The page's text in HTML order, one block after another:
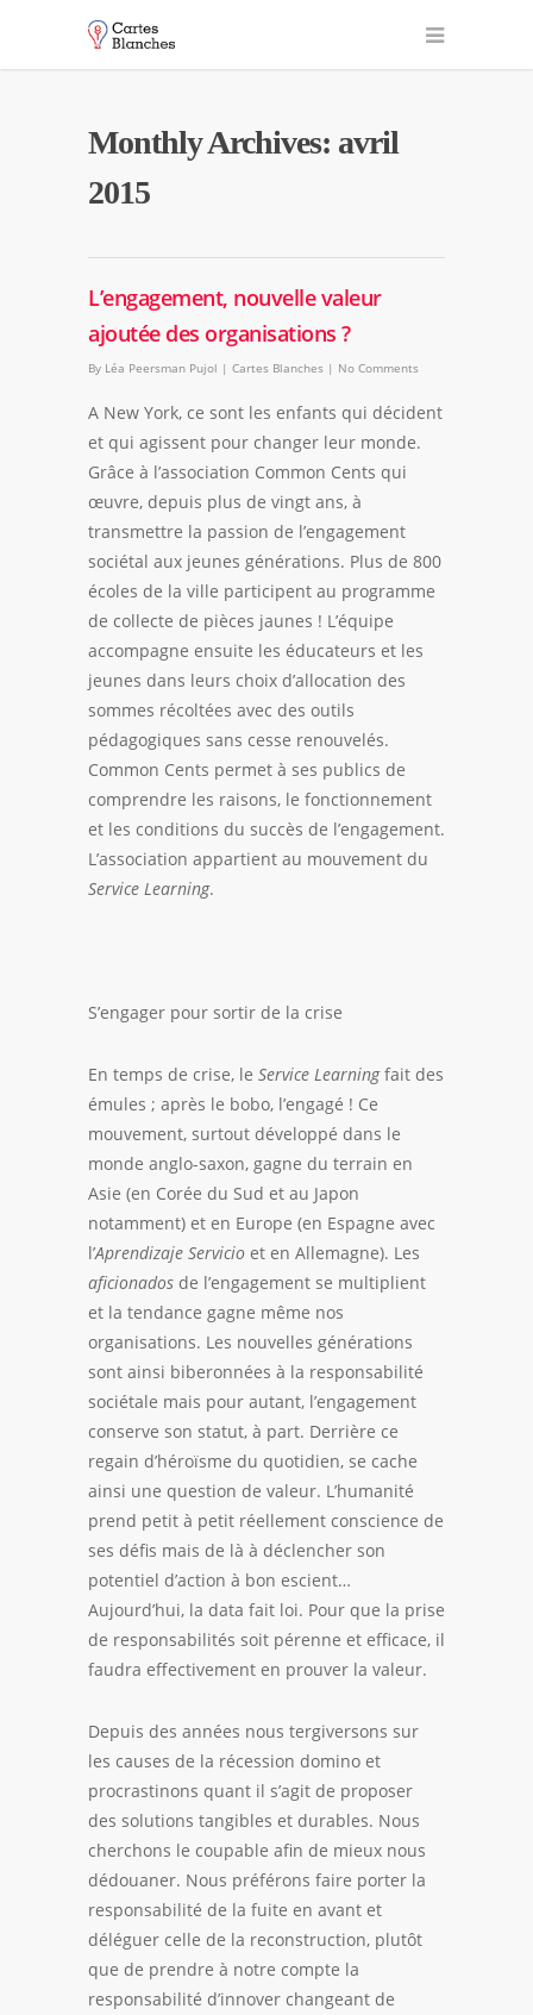
Monthly Archives: avril
2015
L’engagement, nouvelle valeur
ajoutée des organisations ?
By Léa Peersman Pujol | Cartes Blanches | No Comments
A New York, ce sont les enfants qui décident
et qui agissent pour changer leur monde.
Grâce à l’association Common Cents qui
œuvre, depuis plus de vingt ans, à
transmettre la passion de l’engagement
sociétal aux jeunes générations. Plus de 800
écoles de la ville participent au programme
de collecte de pièces jaunes ! L’équipe
accompagne ensuite les éducateurs et les
jeunes dans leurs choix d’allocation des
sommes récoltées avec des outils
pédagogiques sans cesse renouvelés.
Common Cents permet à ses publics de
comprendre les raisons, le fonctionnement
et les conditions du succès de l’engagement.
L’association appartient au mouvement du
Service Learning.
S’engager pour sortir de la crise
En temps de crise, le Service Learningfait des
émules ; après le bobo, l’engagé ! Ce
mouvement, surtout développé dans le
monde anglo-saxon, gagne du terrain en
Asie (en Corée du Sud et au Japon
notamment) et en Europe (en Espagne avec
l’Aprendizaje Servicio et en Allemagne). Les
aficionados de l’engagement se multiplient
et la tendance gagne même nos
organisations. Les nouvelles générations
sont ainsi biberonnées à la responsabilité
sociétale mais pour autant, l’engagement
conserve son statut, à part. Derrière ce
regain d’héroïsme du quotidien, se cache
ainsi une question de valeur. L’humanité
prend petit à petit réellement conscience de
ses défis mais de là à déclencher son
potentiel d’action à bon escient…
Aujourd’hui, la data fait loi. Pour que la prise
de responsabilités soit pérenne et efficace, il
faudra effectivement en prouver la valeur.
Depuis des années nous tergiversons sur
les causes de la récession domino et
procrastinons quant il s’agit de proposer
des solutions tangibles et durables. Nous
cherchons le coupable afin de mieux nous
dédouaner. Nous préférons faire porter la
responsabilité de la fuite en avant et
déléguer celle de la reconstruction, plutôt
que de prendre à notre compte la
responsabilité d’innover changeant de